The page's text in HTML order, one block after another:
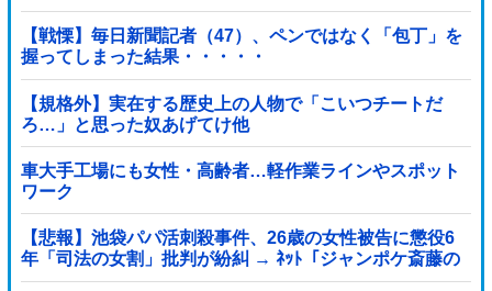
【戦慄】毎日新聞記者（47）、ペンではなく「包丁」を
握ってしまった結果・・・・・
【規格外】実在する歴史上の人物で「こいつチートだ
ろ…」と思った奴あげてけ他
車大手工場にも女性・高齢者…軽作業ラインやスポット
ワーク
【悲報】池袋パパ活刺殺事件、26歳の女性被告に懲役6
年「司法の女割」批判が紛糾 → ﾈｯﾄ「ジャンポケ斎藤の
罪より軽くて草」ｗｗｗｗｗｗｗｗｗｗｗｗｗｗｗｗ